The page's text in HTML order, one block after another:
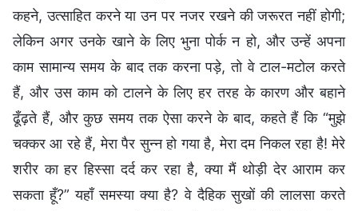
कहने, उत्साहित करने या उन पर नजर रखने की जरूरत नहीं होगी;
लेकिन अगर उनके खाने के लिए भुना पोर्क न हो, और उन्हें अपना
काम सामान्य समय के बाद तक करना पड़े, तो वे टाल-मटोल करते
हैं, और उस काम को टालने के लिए हर तरह के कारण और बहाने
ढूँढ़ते हैं, और कुछ समय तक ऐसा करने के बाद, कहते हैं कि “मुझे
चक्कर आ रहे हैं, मेरा पैर सुन्न हो गया है, मेरा दम निकल रहा है! मेरे
शरीर का हर हिस्सा दर्द कर रहा है, क्या मैं थोड़ी देर आराम कर
सकता हूँ?” यहाँ समस्या क्या है? वे दैहिक सुखों की लालसा करते